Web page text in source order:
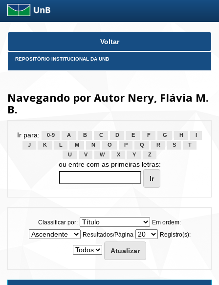
Skip
Voltar
REPOSITÓRIO INSTITUCIONAL DA UNB
Navegando por Autor Nery, Flávia M.
B.
Ir para: 0-9 A B C D E F G H
J
K L M N O P Q R S
T
U
V W X Y Z
ou entre com as primeiras letras:
Classificar por:
Em ordem:
Resultados/Página
Registro(s):